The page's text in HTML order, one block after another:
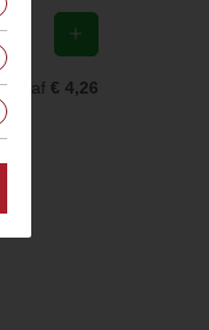
Vanaf € 4,26